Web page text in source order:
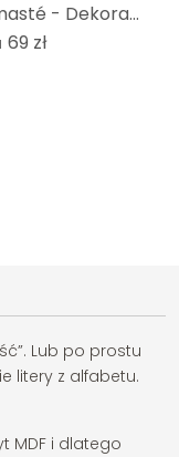
napis 3D Namasté - Dekoracja drewniana MDF
69 zł
Lub po prostu
litery z alfabetu.
MDF i dlatego